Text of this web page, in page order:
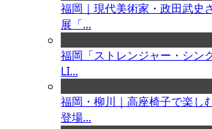
福岡｜現代美術家・政田武史
展「...
福岡「ストレンジャー・シン
LI...
福岡・柳川｜高座椅子で楽し
登場...